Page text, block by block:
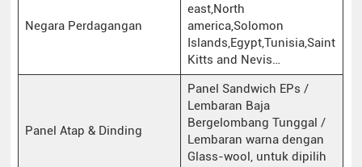
Negara Perdagangan
east,North
america,Solomon
Islands,Egypt,Tunisia,Saint
Kitts and Nevis…
Panel Atap & Dinding
Panel Sandwich EPs /
Lembaran Baja
Bergelombang Tunggal /
Lembaran warna dengan
Glass-wool, untuk dipilih